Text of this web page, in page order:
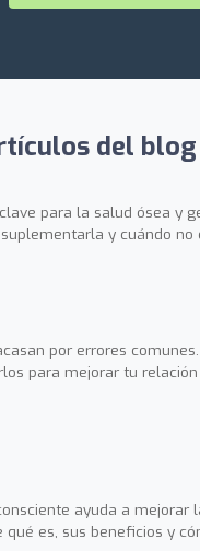
del blog
para la salud ósea y
y cuándo no
por errores
para mejorar tu
ayuda a mejorar
qué es, sus beneficios y